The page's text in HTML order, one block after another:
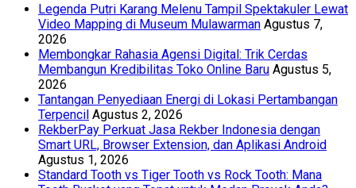
Legenda Putri Karang Melenu Tampil Spektakuler Lewat
Video Mapping di Museum Mulawarman Agustus 7,
2026
Membongkar Rahasia Agensi Digital: Trik Cerdas
Membangun Kredibilitas Toko Online Baru Agustus 5,
2026
Tantangan Penyediaan Energi di Lokasi Pertambangan
Terpencil Agustus 2, 2026
RekberPay Perkuat Jasa Rekber Indonesia dengan
Smart URL, Browser Extension, dan Aplikasi Android
Agustus 1, 2026
Standard Tooth vs Tiger Tooth vs Rock Tooth: Mana